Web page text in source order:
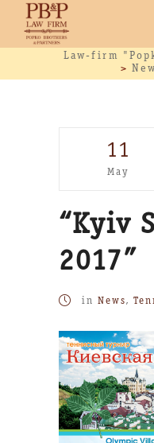
Law-firm
>
11
May
“Kyiv
2017”
in News,